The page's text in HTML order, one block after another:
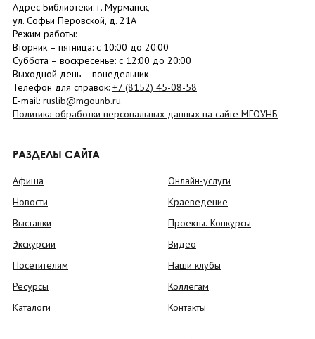
Адрес Библиотеки: г. Мурманск,
ул. Софьи Перовской, д. 21А
Режим работы:
Вторник – пятница: с 10:00 до 20:00
Суббота – воскресенье: c 12:00 до 20:00
Выходной день – понедельник
Телефон для справок: +7 (8152) 45-08-58
E-mail: ruslib@mgounb.ru
Политика обработки персональных данных на сайте МГОУНБ
РАЗДЕЛЫ САЙТА
Афиша
Новости
Выставки
Экскурсии
Посетителям
Ресурсы
Каталоги
Онлайн-услуги
Краеведение
Проекты. Конкурсы
Видео
Наши клубы
Коллегам
Контакты